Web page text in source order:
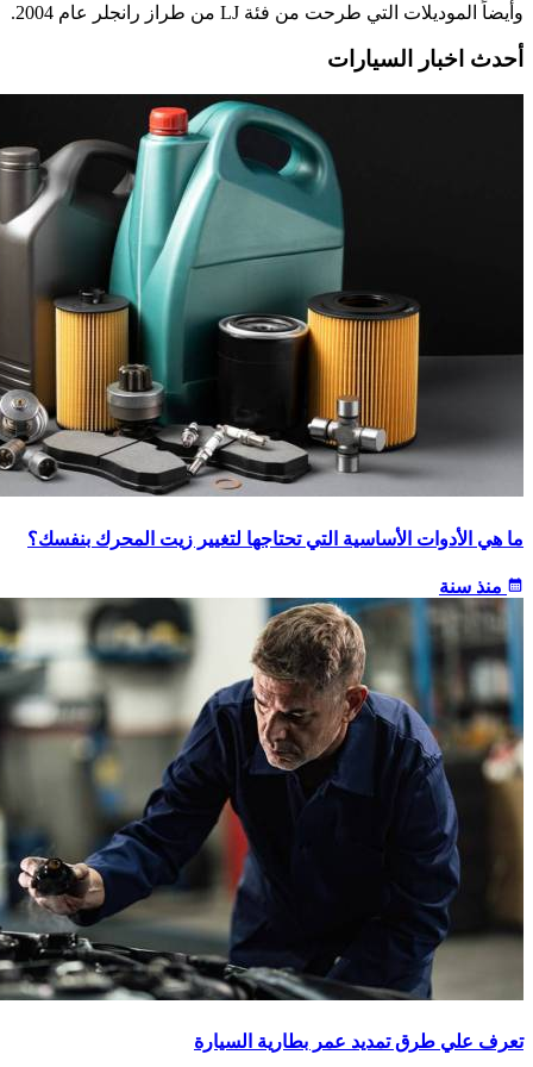
وأيضاً الموديلات التي طرحت من فئة LJ من طراز رانجلر عام 2004.
أحدث اخبار السيارات
ما هي الأدوات الأساسية التي تحتاجها لتغيير زيت المحرك بنفسك؟
calendar_month منذ سنة
تعرف علي طرق تمديد عمر بطارية السيارة